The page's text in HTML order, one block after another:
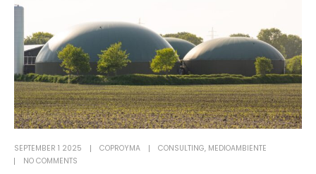
SEPTEMBER 1 2025 COPROYMA CONSULTING, MEDIOAMBIENTE
NO COMMENTS